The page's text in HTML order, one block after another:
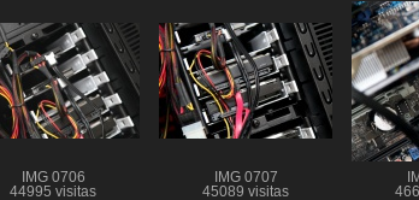
IMG 0706
44995 visitas
IMG 0707
45089 visitas